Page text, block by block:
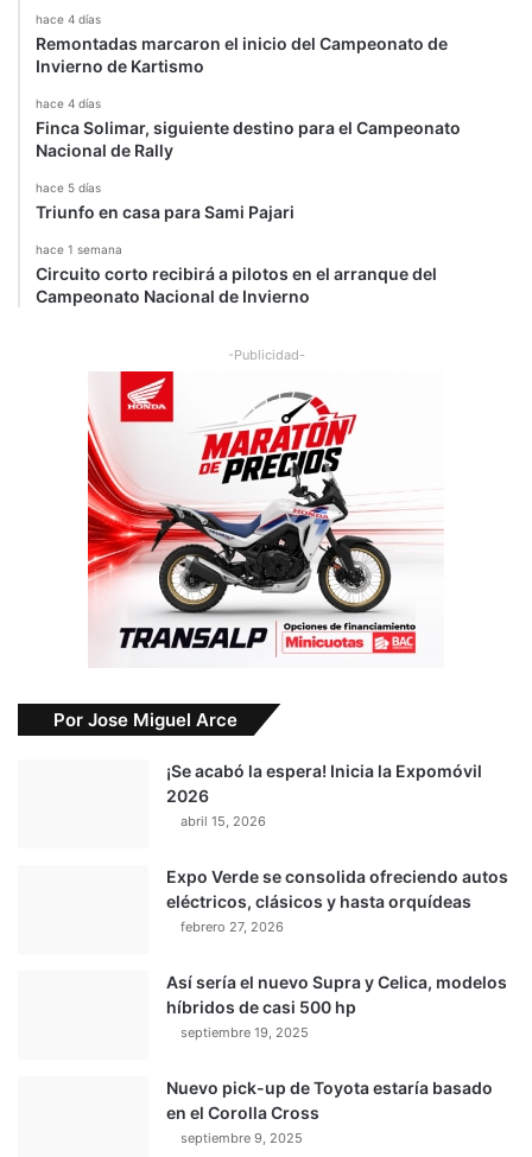
hace 4 días
Remontadas marcaron el inicio del Campeonato de
Invierno de Kartismo
hace 4 días
Finca Solimar, siguiente destino para el Campeonato
Nacional de Rally
hace 5 días
Triunfo en casa para Sami Pajari
hace 1 semana
Circuito corto recibirá a pilotos en el arranque del
Campeonato Nacional de Invierno
-Publicidad-
Por Jose Miguel Arce
¡Se acabó la espera! Inicia la Expomóvil
2026
abril 15, 2026
Expo Verde se consolida ofreciendo autos
eléctricos, clásicos y hasta orquídeas
febrero 27, 2026
Así sería el nuevo Supra y Celica, modelos
híbridos de casi 500 hp
septiembre 19, 2025
Nuevo pick-up de Toyota estaría basado
en el Corolla Cross
septiembre 9, 2025